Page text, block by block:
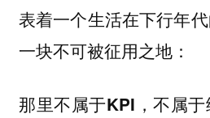
表着一个生活在下行年
一块不可被征用之地：
那里不属于KPI，不属